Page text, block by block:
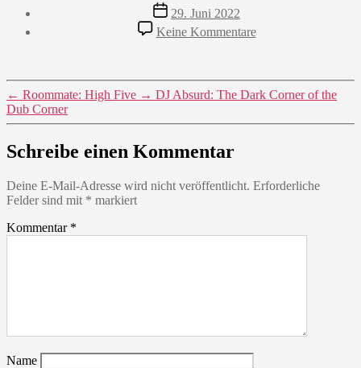
Veröffentlichungsdatum
29. Juni 2022
Keine Kommentarezu
Nocturnal
Dub
← Roommate: High Five → DJ Absurd: The Dark Corner of the
Dub Corner
Schreibe einen Kommentar
Deine E-Mail-Adresse wird nicht veröffentlicht. Erforderliche
Felder sind mit * markiert
Kommentar *
Name